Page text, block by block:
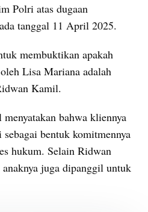
Polri atas dugaan
tanggal 11 April 2025.
membuktikan apakah
Lisa Mariana adalah
Kamil.
bahwa kliennya
bentuk komitmennya
hukum. Selain Ridwan
juga dipanggil untuk